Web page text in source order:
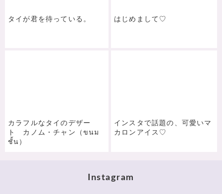
タイが君を待っている。 はじめまして♡
カラフルなタイのデザー
ト カノム・チャン（ขนม
ชั้น）
インスタで話題の、可愛いマ
カロンアイス♡
Instagram